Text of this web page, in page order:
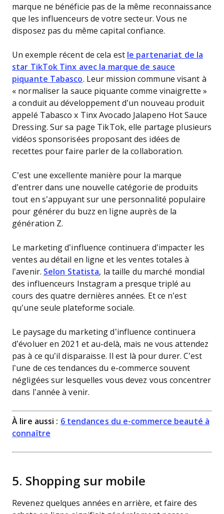
marque ne bénéficie pas de la même reconnaissance
que les influenceurs de votre secteur. Vous ne
disposez pas du même capital confiance.
Un exemple récent de cela est le partenariat de la
star TikTok Tinx avec la marque de sauce
piquante Tabasco. Leur mission commune visant à
« normaliser la sauce piquante comme vinaigrette »
a conduit au développement d’un nouveau produit
appelé Tabasco x Tinx Avocado Jalapeno Hot Sauce
Dressing. Sur sa page TikTok, elle partage plusieurs
vidéos sponsorisées proposant des idées de
recettes pour faire parler de la collaboration.
C’est une excellente manière pour la marque
d’entrer dans une nouvelle catégorie de produits
tout en s’appuyant sur une personnalité populaire
pour générer du buzz en ligne auprès de la
génération Z.
Le marketing d’influence continuera d’impacter les
ventes au détail en ligne et les ventes totales à
l’avenir. Selon Statista, la taille du marché mondial
des influenceurs Instagram a presque triplé au
cours des quatre dernières années. Et ce n’est
qu’une seule plateforme sociale.
Le paysage du marketing d’influence continuera
d’évoluer en 2021 et au-delà, mais ne vous attendez
pas à ce qu’il disparaisse. Il est là pour durer. C’est
l’une de ces tendances du e-commerce souvent
négligées sur lesquelles vous devez vous concentrer
dans l’année à venir.
À lire aussi : 6 tendances du e-commerce beauté à
connaître
5. Shopping sur mobile
Revenez quelques années en arrière, et faire des